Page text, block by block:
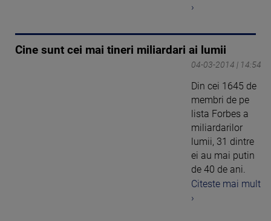
›
Cine sunt cei mai tineri miliardari ai lumii
04-03-2014 | 14:54
Din cei 1645 de
membri de pe
lista Forbes a
miliardarilor
lumii, 31 dintre
ei au mai putin
de 40 de ani.
Citeste mai mult
›